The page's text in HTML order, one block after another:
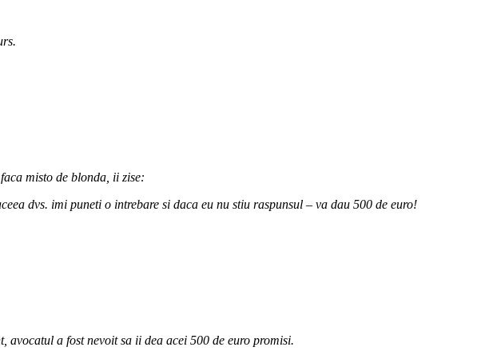
misto de blonda, ii zise:
dvs. imi puneti o intrebare si daca eu nu stiu raspunsul – va dau 500 de euro!
a fost nevoit sa ii dea acei 500 de euro promisi.